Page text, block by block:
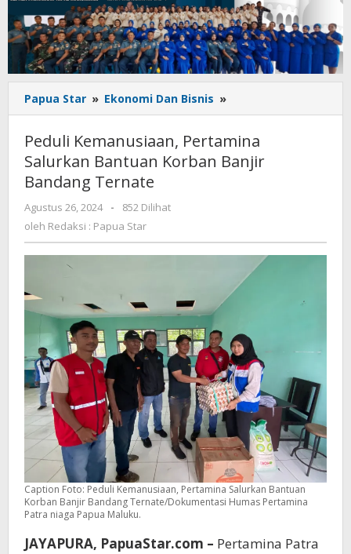
Papua Star » Ekonomi Dan Bisnis »
Kemanusiaan,
Salurkan
Bantuan
Peduli Kemanusiaan, Pertamina
Salurkan Bantuan Korban Banjir
Bandang Ternate
Agustus 26, 2024
oleh
Redaksi
-
852 Dilihat
oleh Redaksi : Papua Star
Caption Foto: Peduli Kemanusiaan, Pertamina Salurkan Bantuan
Korban Banjir Bandang Ternate/Dokumentasi Humas Pertamina
Patra niaga Papua Maluku.
JAYAPURA, PapuaStar.com – Pertamina Patra